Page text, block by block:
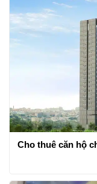
Cho thuê căn hộ